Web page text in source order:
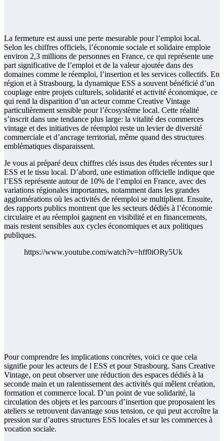
La fermeture est aussi une perte mesurable pour l’emploi local.
Selon les chiffres officiels, l’économie sociale et solidaire emploie
environ 2,3 millions de personnes en France, ce qui représente une
part significative de l’emploi et de la valeur ajoutée dans des
domaines comme le réemploi, l’insertion et les services collectifs. En
région et à Strasbourg, la dynamique ESS a souvent bénéficié d’un
couplage entre projets culturels, solidarité et activité économique, ce
qui rend la disparition d’un acteur comme Creative Vintage
particulièrement sensible pour l’écosystème local. Cette réalité
s’inscrit dans une tendance plus large: la vitalité des commerces
vintage et des initiatives de réemploi reste un levier de diversité
commerciale et d’ancrage territorial, même quand des structures
emblématiques disparaissent.
Je vous ai préparé deux chiffres clés issus des études récentes sur l
ESS et le tissu local. D’abord, une estimation officielle indique que
l’ESS représente autour de 10% de l’emploi en France, avec des
variations régionales importantes, notamment dans les grandes
agglomérations où les activités de réemploi se multiplient. Ensuite,
des rapports publics montrent que les secteurs dédiés à l’économie
circulaire et au réemploi gagnent en visibilité et en financements,
mais restent sensibles aux cycles économiques et aux politiques
publiques.
https://www.youtube.com/watch?v=hff0iORy5Uk
Pour comprendre les implications concrètes, voici ce que cela
signifie pour les acteurs de l ESS et pour Strasbourg. Sans Creative
Vintage, on peut observer une réduction des espaces dédiés à la
seconde main et un ralentissement des activités qui mêlent création,
formation et commerce local. D’un point de vue solidarité, la
circulation des objets et les parcours d’insertion que proposaient les
ateliers se retrouvent davantage sous tension, ce qui peut accroître la
pression sur d’autres structures ESS locales et sur les commerces à
vocation sociale.